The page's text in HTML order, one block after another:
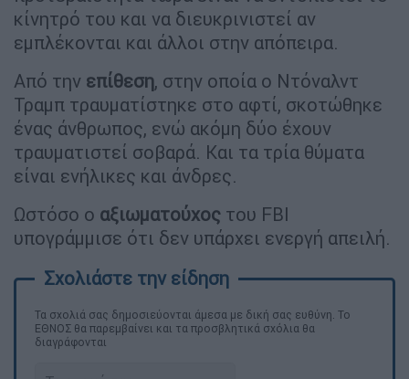
κίνητρό του και να διευκρινιστεί αν
εμπλέκονται και άλλοι στην απόπειρα.
Από την επίθεση, στην οποία ο Ντόναλντ
Τραμπ τραυματίστηκε στο αφτί, σκοτώθηκε
ένας άνθρωπος, ενώ ακόμη δύο έχουν
τραυματιστεί σοβαρά. Και τα τρία θύματα
είναι ενήλικες και άνδρες.
Ωστόσο ο αξιωματούχος του FBI
υπογράμμισε ότι δεν υπάρχει ενεργή απειλή.
Τα σχολιά σας δημοσιεύονται άμεσα με δική σας ευθύνη. Το
ΕΘΝΟΣ θα παρεμβαίνει και τα προσβλητικά σχόλια θα
διαγράφονται